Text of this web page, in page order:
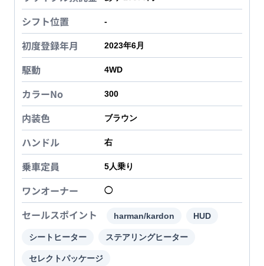
シフト位置 -
初度登録年月 2023年6月
駆動 4WD
カラーNo 300
内装色 ブラウン
ハンドル 右
乗車定員 5人乗り
ワンオーナー ◯
セールスポイント harman/kardon HUD
シートヒーター ステアリングヒーター
セレクトパッケージ